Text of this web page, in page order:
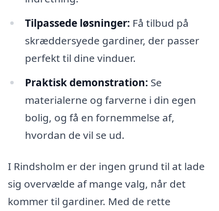
Tilpassede løsninger: Få tilbud på
skræddersyede gardiner, der passer
perfekt til dine vinduer.
Praktisk demonstration: Se
materialerne og farverne i din egen
bolig, og få en fornemmelse af,
hvordan de vil se ud.
I Rindsholm er der ingen grund til at lade
sig overvælde af mange valg, når det
kommer til gardiner. Med de rette